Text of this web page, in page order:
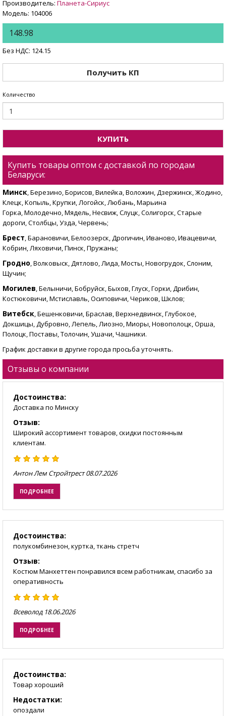
Производитель: Планета-Сириус
Модель: 104006
148.98
Без НДС: 124.15
Получить КП
Количество
КУПИТЬ
Купить товары оптом с доставкой по городам
Беларуси:
Минск, Березино, Борисов, Вилейка, Воложин, Дзержинск, Жодино,
Клецк, Копыль, Крупки, Логойск, Любань, Марьина
Горка, Молодечно, Мядель, Несвиж, Слуцк, Солигорск, Старые
дороги, Столбцы, Узда, Червень;
Брест, Барановичи, Белоозерск, Дрогичин, Иваново, Ивацевичи,
Кобрин, Ляховичи, Пинск, Пружаны;
Гродно, Волковыск, Дятлово, Лида, Мосты, Новогрудок, Слоним,
Щучин;
Могилев, Белыничи, Бобруйск, Быхов, Глуск, Горки, Дрибин,
Костюковичи, Мстиславль, Осиповичи, Чериков, Шклов;
Витебск, Бешенковичи, Браслав, Верхнедвинск, Глубокое,
Докшицы, Дубровно, Лепель, Лиозно, Миоры, Новополоцк, Орша,
Полоцк, Поставы, Толочин, Ушачи, Чашники.
График доставки в другие города просьба уточнять.
Отзывы о компании
Достоинства:
Доставка по Минску
Отзыв:
Широкий ассортимент товаров, скидки постоянным
клиентам.
Антон Лем Стройтрест 08.07.2026
ПОДРОБНЕЕ
Достоинства:
полукомбинезон, куртка, ткань стретч
Отзыв:
Костюм Манхеттен понравился всем работникам, спасибо за
оперативность
Всеволод 18.06.2026
ПОДРОБНЕЕ
Достоинства:
Товар хороший
Недостатки:
опоздали